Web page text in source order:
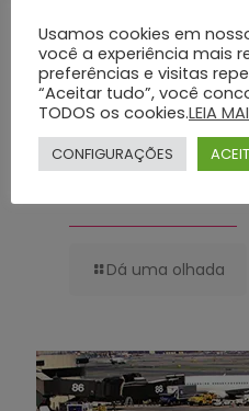
Dá uma olhada
Usamos cookies em
você a experiência mais
preferências e visitas
“Aceitar tudo”, você
TODOS os cookies.LEIA
CONFIGURAÇÕES